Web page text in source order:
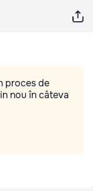
proces de
nou în câteva